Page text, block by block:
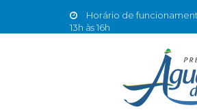
Horário de
13h às 16h